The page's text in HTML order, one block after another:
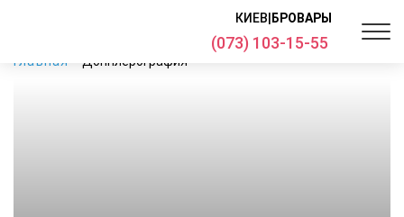
КИЕВ БРОВАРЫ
(073) 103-15-55
Главная Допплерография